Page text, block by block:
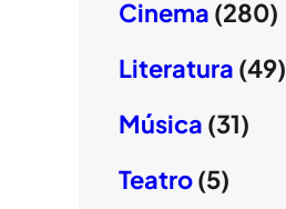
Cinema (280)
Literatura (49)
Música (31)
Teatro(5)